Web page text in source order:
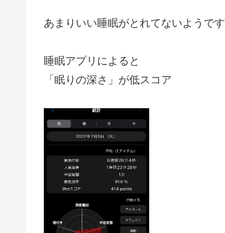
あまりいい睡眠がとれてないようです
睡眠アプリによると
「眠りの深さ」が低スコア